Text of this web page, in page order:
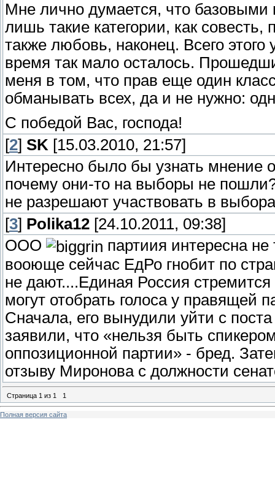
Мне лично думается, что
лишь такие категории, как
также любовь, наконец. Всего
время так мало осталось.
меня в том, что прав еще один
обманывать всех, да и не нужно:
С победой Вас, господа!
[2] SK [15.03.2010, 21:57]
Интересно было бы узнать мнение
почему они-то на выборы не
не разрешают участвовать в
[3] Polika12 [24.10.2011, 09:38]
ООО
партиия интересна
вооюще сейчас ЕдРо гнобит по
не дают....Единая Россия
могут отобрать голоса у правящей
Сначала, его вынудили уйти с
заявили, что «нельзя быть
оппозиционной партии» - бред.
отзыву Миронова с должности
Страница 1 из 1 1
Полная версия сайта